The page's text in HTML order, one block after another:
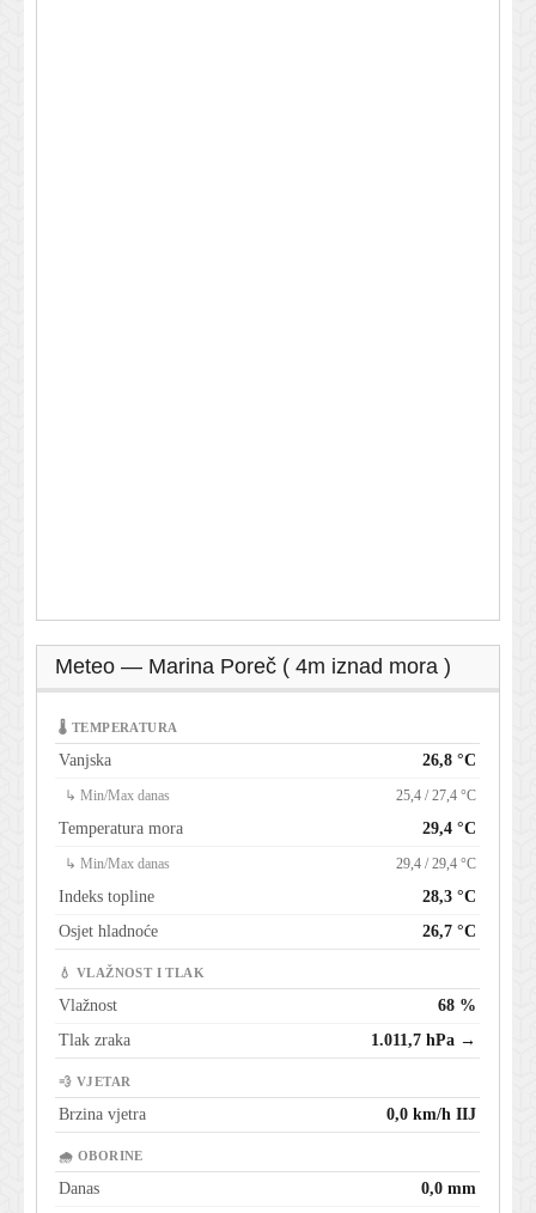
Meteo — Marina Poreč ( 4m iznad mora )
🌡 TEMPERATURA
Vanjska 26,8 °C
↳ Min/Max danas 25,4 / 27,4 °C
Temperatura mora 29,4 °C
↳ Min/Max danas 29,4 / 29,4 °C
Indeks topline
28,3 °C
Osjet hladnoće
26,7 °C
💧 VLAŽNOST I TLAK
Vlažnost
68 %
Tlak zraka
1.011,7 hPa →
💨 VJETAR
Brzina vjetra 0,0 km/h IIJ
🌧 OBORINE
Danas
0,0 mm